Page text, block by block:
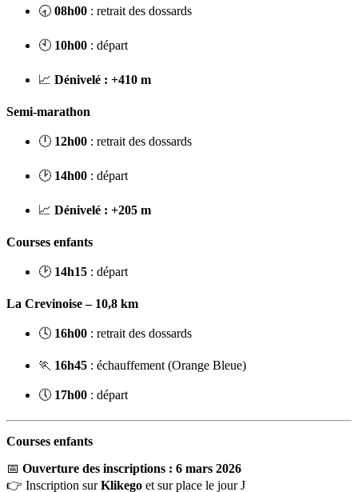
🕣 08h00 : retrait des dossards
🕙 10h00 : départ
📈 Dénivelé : +410 m
Semi-marathon
🕛 12h00 : retrait des dossards
🕑 14h00 : départ
📈 Dénivelé : +205 m
Courses enfants
🕑 14h15 : départ
La Crevinoise – 10,8 km
🕓 16h00 : retrait des dossards
🏃 16h45 : échauffement (Orange Bleue)
🕔 17h00 : départ
Courses enfants
📅 Ouverture des inscriptions : 6 mars 2026
👉 Inscription surKlikego et sur place le jour J